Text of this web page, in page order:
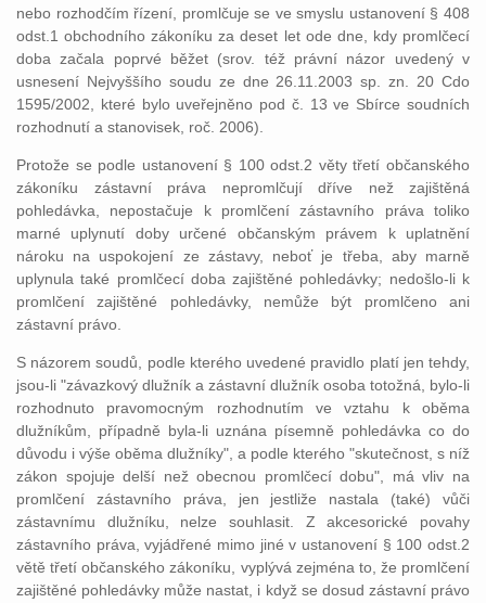
nebo rozhodčím řízení, promlčuje se ve smyslu ustanovení § 408
odst.1 obchodního zákoníku za deset let ode dne, kdy promlčecí
doba začala poprvé běžet (srov. též právní názor uvedený v
usnesení Nejvyššího soudu ze dne 26.11.2003 sp. zn. 20 Cdo
1595/2002, které bylo uveřejněno pod č. 13 ve Sbírce soudních
rozhodnutí a stanovisek, roč. 2006).
Protože se podle ustanovení § 100 odst.2 věty třetí občanského
zákoníku zástavní práva nepromlčují dříve než zajištěná
pohledávka, nepostačuje k promlčení zástavního práva toliko
marné uplynutí doby určené občanským právem k uplatnění
nároku na uspokojení ze zástavy, neboť je třeba, aby marně
uplynula také promlčecí doba zajištěné pohledávky; nedošlo-li k
promlčení zajištěné pohledávky, nemůže být promlčeno ani
zástavní právo.
S názorem soudů, podle kterého uvedené pravidlo platí jen tehdy,
jsou-li "závazkový dlužník a zástavní dlužník osoba totožná, bylo-li
rozhodnuto pravomocným rozhodnutím ve vztahu k oběma
dlužníkům, případně byla-li uznána písemně pohledávka co do
důvodu i výše oběma dlužníky", a podle kterého "skutečnost, s níž
zákon spojuje delší než obecnou promlčecí dobu", má vliv na
promlčení zástavního práva, jen jestliže nastala (také) vůči
zástavnímu dlužníku, nelze souhlasit. Z akcesorické povahy
zástavního práva, vyjádřené mimo jiné v ustanovení § 100 odst.2
větě třetí občanského zákoníku, vyplývá zejména to, že promlčení
zajištěné pohledávky může nastat, i když se dosud zástavní právo